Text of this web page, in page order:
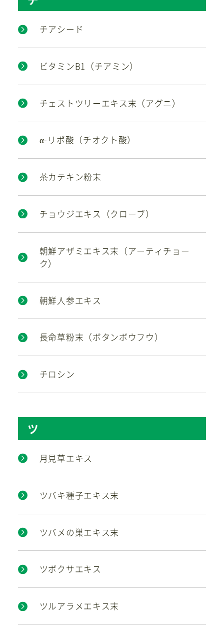
チアシード
ビタミンB1（チアミン）
チェストツリーエキス末（アグニ）
α-リポ酸（チオクト酸）
茶カテキン粉末
チョウジエキス（クローブ）
朝鮮アザミエキス末（アーティチョー
ク）
朝鮮人参エキス
長命草粉末（ボタンボウフウ）
チロシン
ツ
月見草エキス
ツバキ種子エキス末
ツバメの巣エキス末
ツボクサエキス
ツルアラメエキス末